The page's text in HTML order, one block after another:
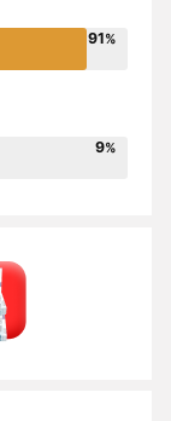
91
9